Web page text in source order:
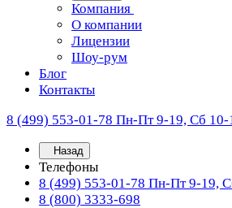
Компания
О компании
Лицензии
Шоу-рум
Блог
Контакты
8 (499) 553-01-78 Пн-Пт 9-19, Сб 10-
Назад
Телефоны
8 (499) 553-01-78 Пн-Пт 9-19,
8 (800) 3333-698